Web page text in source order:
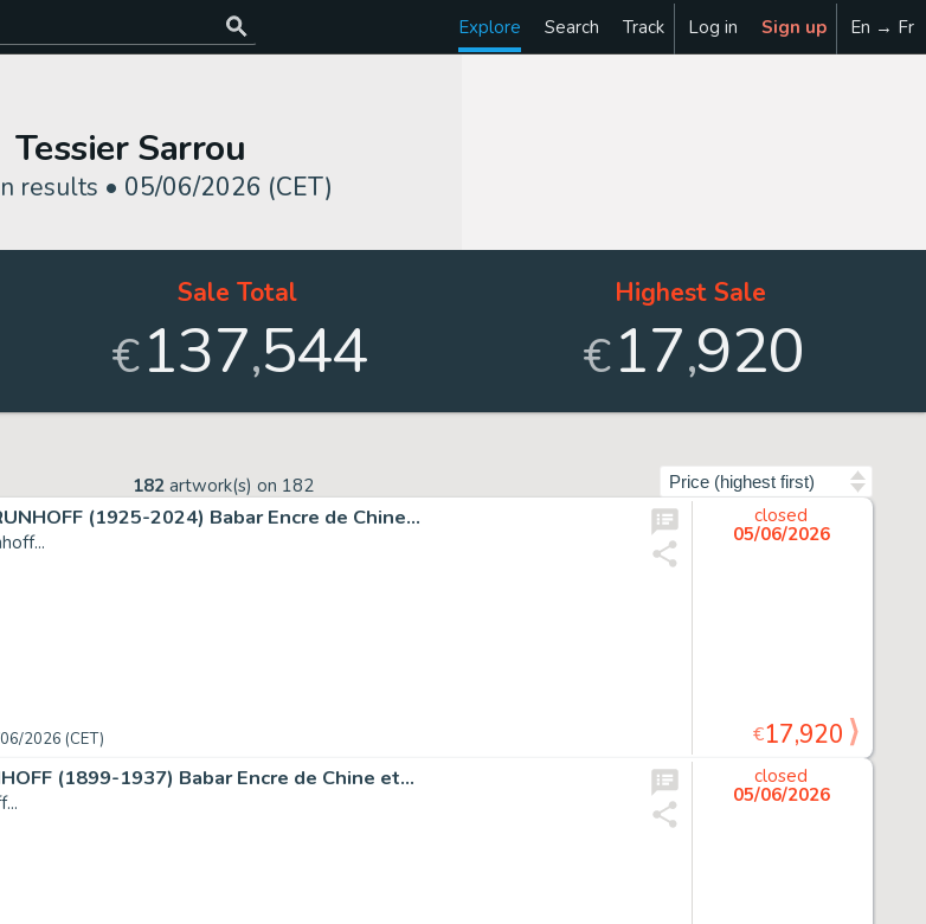
Explore Search Track Log in Sign up En → Fr
Tessier Sarrou
results • 05/06/2026 (CET)
Sale Total
€137,544
Highest Sale
€17,920
182 artwork(s) on 182
(1925-2024) Babar Encre de Chine...
2026 (CET)
closed
05/06/2026
€17,920
(1899-1937) Babar Encre de Chine et...
closed
05/06/2026